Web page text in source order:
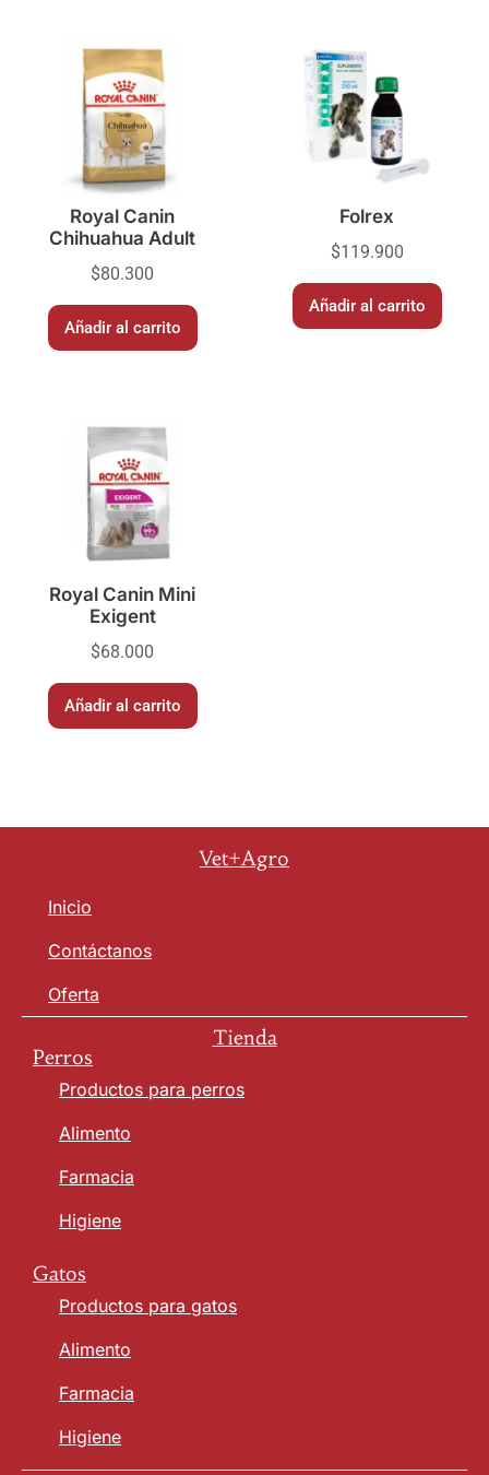
Royal Canin
Chihuahua Adult
$80.300
Añadir al carrito
Folrex
$119.900
Añadir al carrito
Royal Canin Mini
Exigent
$68.000
Añadir al carrito
Vet+Agro
Inicio
Contáctanos
Oferta
Tienda
Perros
Productos para perros
Alimento
Farmacia
Higiene
Gatos
Productos para gatos
Alimento
Farmacia
Higiene